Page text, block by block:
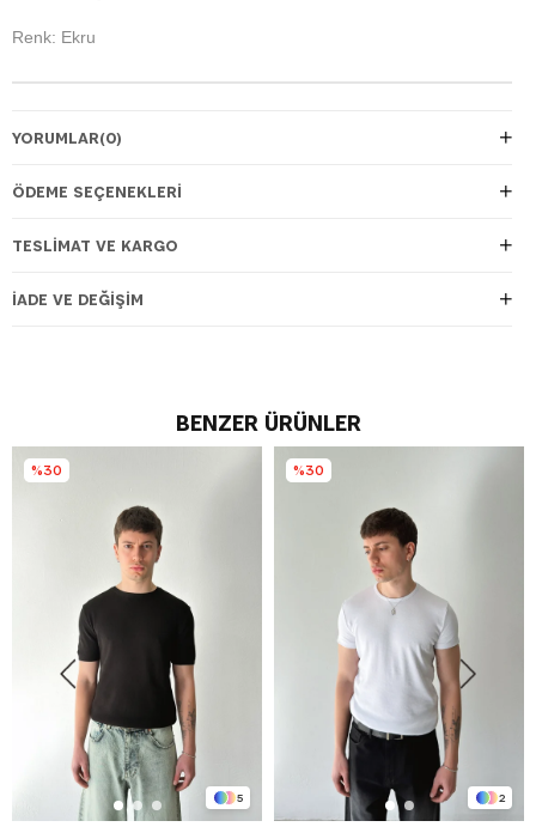
Renk: Ekru
YORUMLAR(0)
ÖDEME SEÇENEKLERI
TESLIMAT VE KARGO
İADE VE DEĞIŞIM
BENZER ÜRÜNLER
5
%30
2
%30